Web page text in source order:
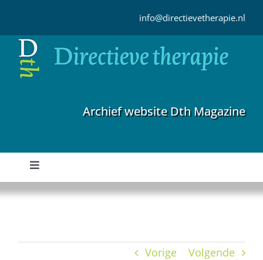
inhoud
info@directievetherapie.nl
Archief website Dth Magazine
Toggle
Navigation
Home
Vorige Volgende